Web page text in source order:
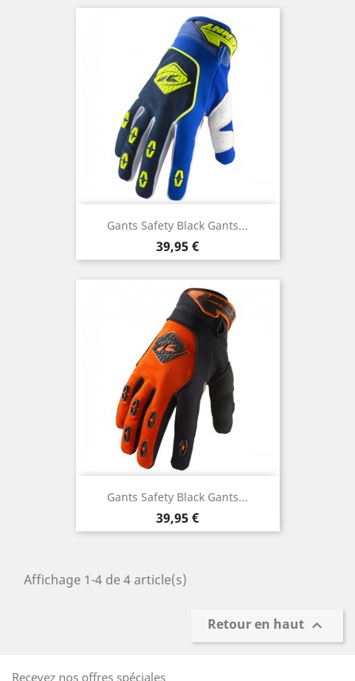
Gants Safety Black Gants...
Prix
39,95 €
Gants Safety Black Gants...
Prix
39,95 €
Affichage 1-4 de 4 article(s)
Retour en haut 
Recevez nos offres spéciales